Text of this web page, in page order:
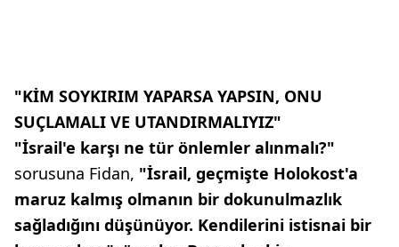
"KİM SOYKIRIM YAPARSA YAPSIN, ONU
SUÇLAMALI VE UTANDIRMALIYIZ"
"İsrail'e karşı ne tür önlemler alınmalı?"
sorusuna Fidan, "İsrail, geçmişte Holokost'a
maruz kalmış olmanın bir dokunulmazlık
sağladığını düşünüyor. Kendilerini istisnai bir